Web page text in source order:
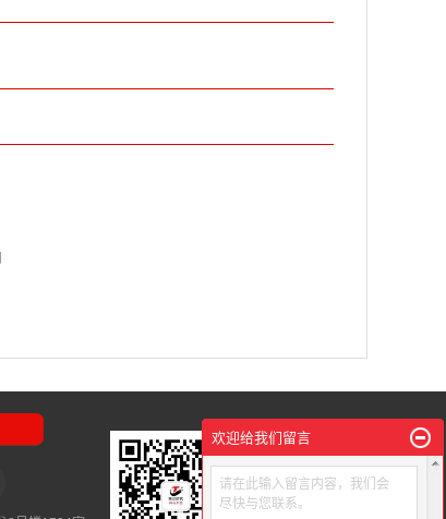
欢迎给我们留言
请在此输入留言内容，我们会
尽快与您联系。